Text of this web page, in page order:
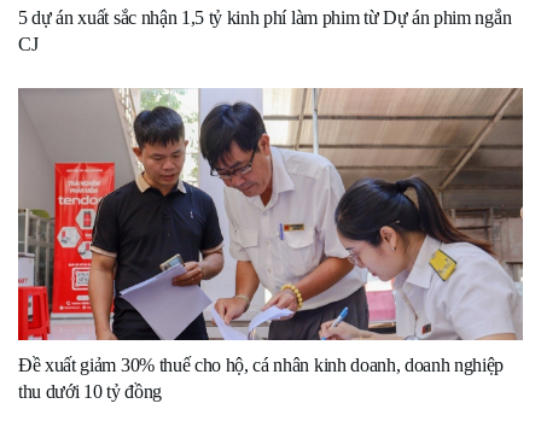
5 dự án xuất sắc nhận 1,5 tỷ kinh phí làm phim từ Dự án phim ngắn
CJ
Đề xuất giảm 30% thuế cho hộ, cá nhân kinh doanh, doanh nghiệp
thu dưới 10 tỷ đồng